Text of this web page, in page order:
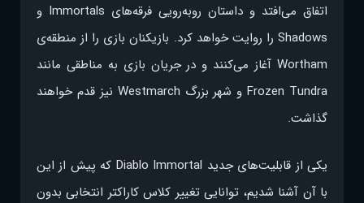
اتفاق می‌افتد و داستان روبه‌رویی فرقه‌‌های Immortals و
Shadows را روایت خواهد کرد. بازیکنان بازی را از منطقه‌ی
Wortham آغاز می‌کنند و در جریان بازی به مناطقی مانند
Frozen Tundra و شهر بزرگ Westmarch نیز قدم خواهند
گذاشت.
یکی از قابلیت‌های جدید Diablo Immortal که پیش از این
با آن آشنا شدیم، توانایی تغییر کلاس کاراکتر انتخابی بدون